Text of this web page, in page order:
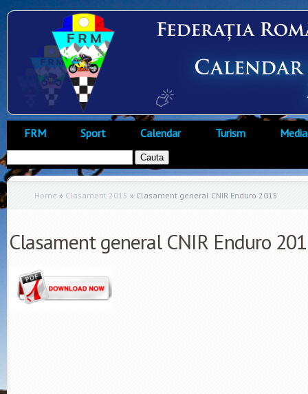
FRM Sport Calendar Turism Media
Home » Clasament 2015 » Clasament general CNIR Enduro 2015
Clasament general CNIR Enduro